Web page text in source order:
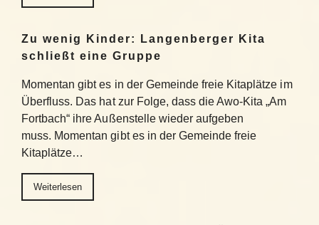
Zu wenig Kinder: Langenberger Kita
schließt eine Gruppe
Momentan gibt es in der Gemeinde freie Kitaplätze im
Überfluss. Das hat zur Folge, dass die Awo-Kita „Am
Fortbach“ ihre Außenstelle wieder aufgeben
muss. Momentan gibt es in der Gemeinde freie
Kitaplätze…
Weiterlesen